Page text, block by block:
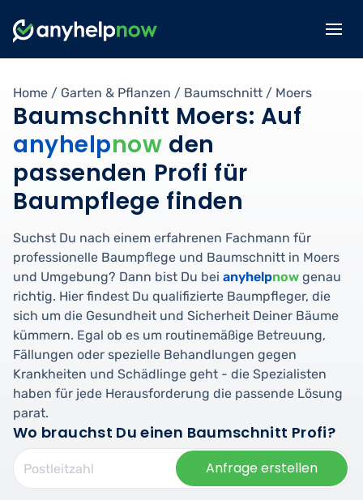
Home / Garten & Pflanzen / Baumschnitt / Moers
Baumschnitt Moers: Auf
anyhelpnow den
passenden Profi für
Baumpflege finden
Suchst Du nach einem erfahrenen Fachmann für
professionelle Baumpflege und Baumschnitt in Moers
und Umgebung? Dann bist Du bei anyhelpnow genau
richtig. Hier findest Du qualifizierte Baumpfleger, die
sich um die Gesundheit und Sicherheit Deiner Bäume
kümmern. Egal ob es um routinemäßige Betreuung,
Fällungen oder spezielle Behandlungen gegen
Krankheiten und Schädlinge geht - die Spezialisten
haben für jede Herausforderung die passende Lösung
parat.
Wo brauchst Du einen Baumschnitt Profi?
Anfrage erstellen